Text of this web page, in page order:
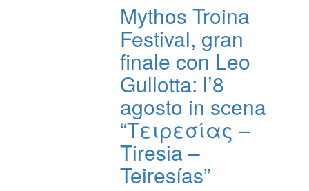
Mythos Troina
Festival, gran
finale con Leo
Gullotta: l’8
agosto in scena
“Τειρεσίας –
Tiresia –
Teiresías”